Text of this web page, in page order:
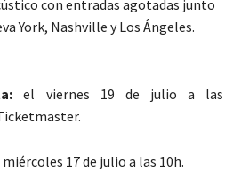
con entradas agotadas junto
York, Nashville y Los Ángeles.
el viernes 19 de julio a las
17 de julio a las 10h.